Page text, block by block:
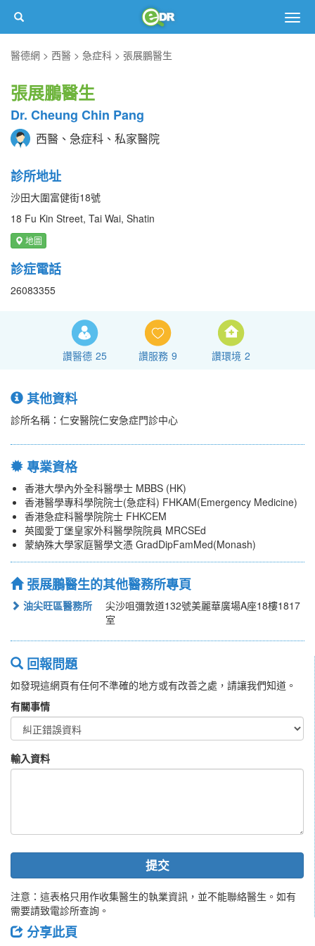
醫德網
西醫 急症科 張展鵬醫生
張展鵬醫生
Dr. Cheung Chin Pang
西醫、急症科、私家醫院
診所地址
沙田大圍富健街18號
18 Fu Kin Street, Tai Wai, Shatin
地圖
診症電話
26083355
讚醫德 25 讚服務 9 讚環境 2
其他資料
診所名稱：仁安醫院仁安急症門診中心
專業資格
香港大學內外全科醫學士 MBBS (HK)
香港醫學專科學院院士(急症科) FHKAM(Emergency Medicine)
香港急症科醫學院院士 FHKCEM
英國愛丁堡皇家外科醫學院院員 MRCSEd
蒙納殊大學家庭醫學文憑 GradDipFamMed(Monash)
張展鵬醫生的其他醫務所專頁
油尖旺區醫務所
尖沙咀彌敦道132號美麗華廣場A座18樓1817
室
回報問題
如發現這網頁有任何不準確的地方或有改善之處，請讓我們知道。
有關事情
輸入資料
提交
注意：這表格只用作收集醫生的執業資訊，並不能聯絡醫生。如有
需要請致電診所查詢。
分享此頁